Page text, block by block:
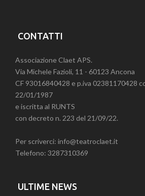
CONTATTI
Associazione Claet APS.
Via Michele Fazioli, 11 - 60123 Ancona
CF 93016840428 e p.iva 02381170428
22/01/1987
e iscritta al RUNTS
con decreto n. 223 del 21/09/22.
Per scriverci: info@teatroclaet.it
Telefono: 3287310369
ULTIME NEWS